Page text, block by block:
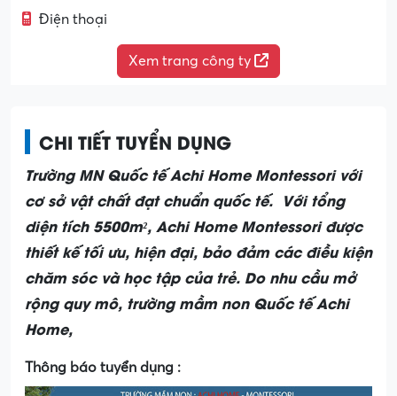
Điện thoại
Xem trang công ty
CHI TIẾT TUYỂN DỤNG
Trường MN Quốc tế Achi Home Montessori với
cơ sở vật chất đạt chuẩn quốc tế. Với tổng
diện tích 5500m², Achi Home Montessori được
thiết kế tối ưu, hiện đại, bảo đảm các điều kiện
chăm sóc và học tập của trẻ. Do nhu cầu mở
rộng quy mô, trường mầm non Quốc tế Achi
Home,
Thông báo tuyển dụng :